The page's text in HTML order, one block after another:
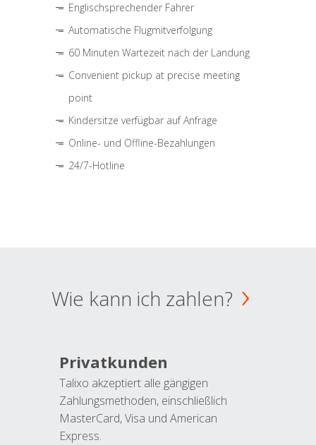
Englischsprechender Fahrer
Automatische Flugmitverfolgung
60 Minuten Wartezeit nach der Landung
Convenient pickup at precise meeting
point
Kindersitze verfügbar auf Anfrage
Online- und Offline-Bezahlungen
24/7-Hotline
Wie kann ich zahlen?
Privatkunden
Talixo akzeptiert alle gängigen
Zahlungsmethoden, einschließlich
MasterCard, Visa und American
Express.